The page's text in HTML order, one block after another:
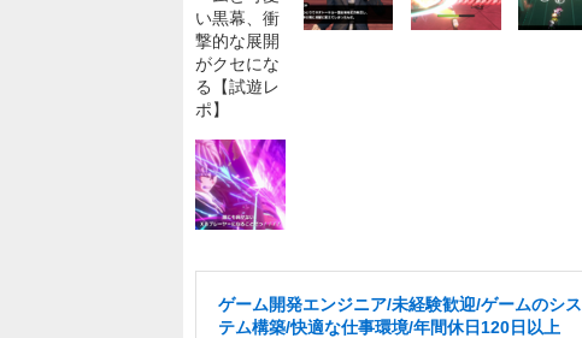
ゲーム開発エンジニア/未経験歓迎/ゲームのシス
テム構築/快適な仕事環境/年間休日120日以上